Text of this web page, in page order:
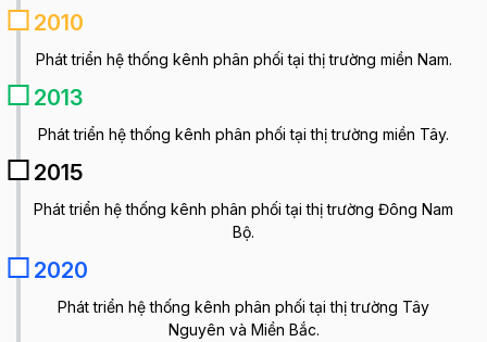
2010
Phát triển hệ thống kênh phân phối tại thị trường miền Nam.
2013
Phát triển hệ thống kênh phân phối tại thị trường miền Tây.
2015
Phát triển hệ thống kênh phân phối tại thị trường Đông Nam
Bộ.
2020
Phát triển hệ thống kênh phân phối tại thị trường Tây
Nguyên và Miền Bắc.